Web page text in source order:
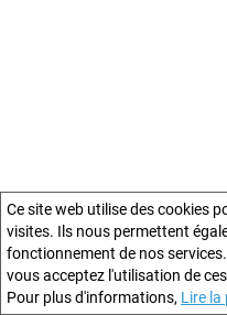
Ce site web utilise des cookies
visites. Ils nous permettent
fonctionnement de nos
vous acceptez l'utilisation de
Pour plus d'informations, Lire la